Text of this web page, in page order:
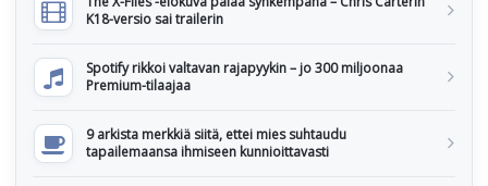
K18-versio sai trailerin
Spotify rikkoi valtavan rajapyykin – jo 300 miljoonaa
Premium-tilaajaa
9 arkista merkkiä siitä, ettei mies suhtaudu
tapailemaansa ihmiseen kunnioittavasti